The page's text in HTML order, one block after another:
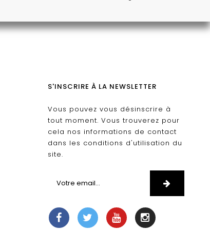
S'INSCRIRE À LA NEWSLETTER
Vous pouvez vous désinscrire à
tout moment. Vous trouverez pour
cela nos informations de contact
dans les conditions d'utilisation du
site.